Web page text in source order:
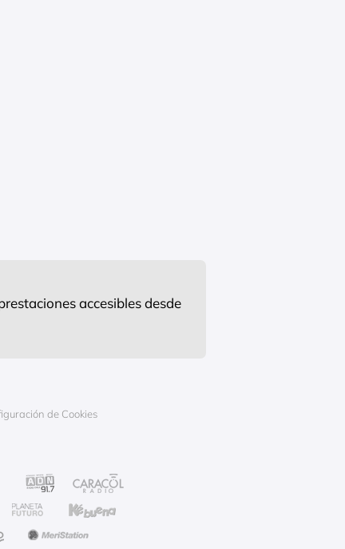
accesibles desde
de Cookies